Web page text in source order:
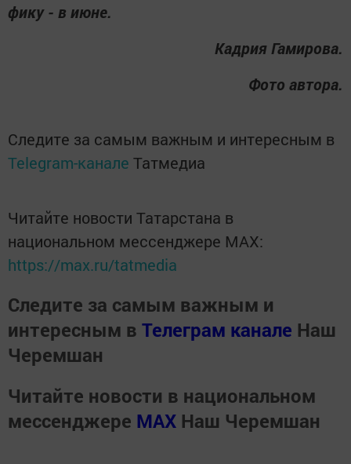
фи­ку - в ию­не.
Кад­рия Га­ми­ро­ва.
Фото автора.
Следите за самым важным и интересным в
Telegram-канале Татмедиа
Читайте новости Татарстана в
национальном мессенджере MАХ:
https://max.ru/tatmedia
Следите за самым важным и
интересным в Телеграм канале Наш
Черемшан
Читайте новости в национальном
мессенджере MАХ Наш Черемшан